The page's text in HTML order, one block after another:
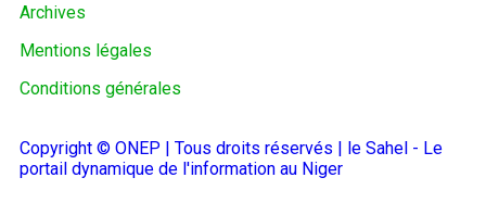
Archives
Mentions légales
Conditions générales
Copyright © ONEP | Tous droits réservés | le Sahel - Le
portail dynamique de l'information au Niger